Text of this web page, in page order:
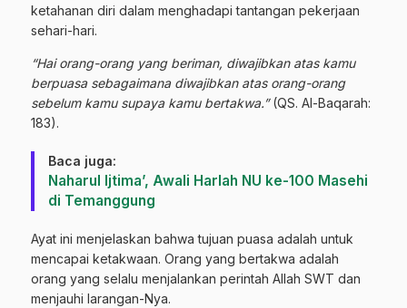
ketahanan diri dalam menghadapi tantangan pekerjaan
sehari-hari.
“Hai orang-orang yang beriman, diwajibkan atas kamu
berpuasa sebagaimana diwajibkan atas orang-orang
sebelum kamu supaya kamu bertakwa.”(QS. Al-Baqarah:
183).
Baca juga:
‎Naharul Ijtima’, Awali Harlah NU ke-100 Masehi
di Temanggung
Ayat ini menjelaskan bahwa tujuan puasa adalah untuk
mencapai ketakwaan. Orang yang bertakwa adalah
orang yang selalu menjalankan perintah Allah SWT dan
menjauhi larangan-Nya.